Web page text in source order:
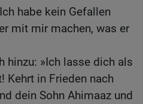
habe kein Gefallen
mit mir machen, was er
hinzu: »Ich lasse dich als
Kehrt in Frieden nach
dein Sohn Ahimaaz und